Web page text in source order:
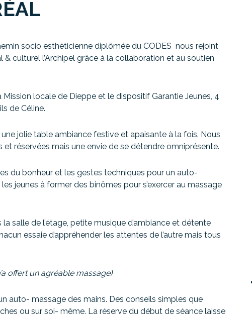
socio esthéticienne diplômée du CODES nous rejoint
culturel l’Archipel grâce à la collaboration et au soutien
locale de Dieppe et le dispositif Garantie Jeunes, 4
de Céline.
jolie table ambiance festive et apaisante à la fois. Nous
réservées mais une envie de se détendre omniprésente.
du bonheur et les gestes techniques pour un auto-
jeunes à former des binômes pour s’exercer au massage
salle de l’étage, petite musique d’ambiance et détente
essaie d’appréhender les attentes de l’autre mais tous
offert un agréable massage)
auto- massage des mains. Des conseils simples que
ou sur soi- même. La réserve du début de séance laisse